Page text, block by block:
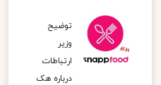
توضیح
وزیر
ارتباطات
درباره هک